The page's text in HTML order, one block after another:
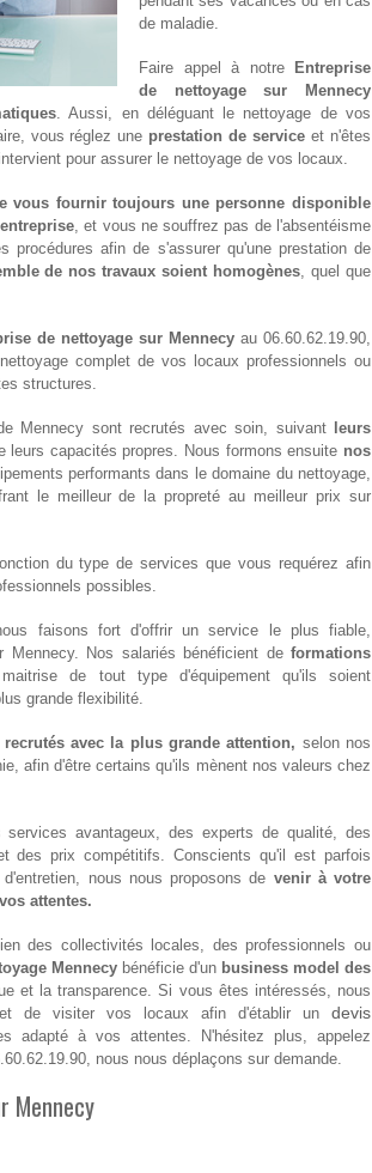
de maladie.
Faire appel à notre
Entreprise
de nettoyage sur Mennecy
. Aussi, en déléguant le nettoyage de vos
vous réglez une prestation de service et n'êtes
pour assurer le nettoyage de vos locaux.
vous fournir toujours une personne disponible
, et vous ne souffrez pas de l'absentéisme
procédures afin de s'assurer qu'une prestation de
de nos travaux soient homogènes, quel que
de nettoyage sur Mennecy au 06.60.62.19.90,
complet de vos locaux professionnels ou
structures.
Mennecy sont recrutés avec soin, suivant
leurs
leurs capacités propres. Nous formons ensuite nos
performants dans le domaine du nettoyage,
le meilleur de la propreté au meilleur prix sur
du type de services que vous requérez afin
possibles.
faisons fort d'offrir un service le plus fiable,
Mennecy. Nos salariés bénéficient de formations
de tout type d'équipement qu'ils soient
grande flexibilité.
avec la plus grande attention, selon nos
afin d'être certains qu'ils mènent nos valeurs chez
avantageux, des experts de qualité, des
des prix compétitifs. Conscients qu'il est parfois
nous nous proposons de venir à votre
attentes.
des collectivités locales, des professionnels ou
Mennecy bénéficie d'un business model des
et la transparence. Si vous êtes intéressés, nous
de visiter vos locaux afin d'établir un devis
adapté à vos attentes. N'hésitez plus, appelez
nous nous déplaçons sur demande.
Mennecy